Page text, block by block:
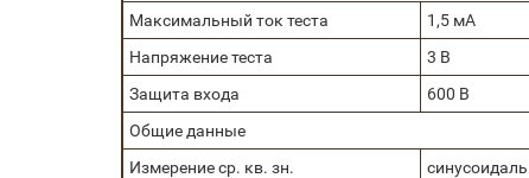
Максимальный ток теста
1,5 мА
Напряжение теста
3 В
Защита входа
600 В
Общие данные
Измерение ср. кв. зн.